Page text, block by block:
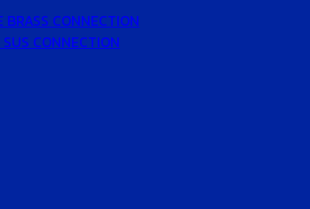
CONNECTION
CONNECTION